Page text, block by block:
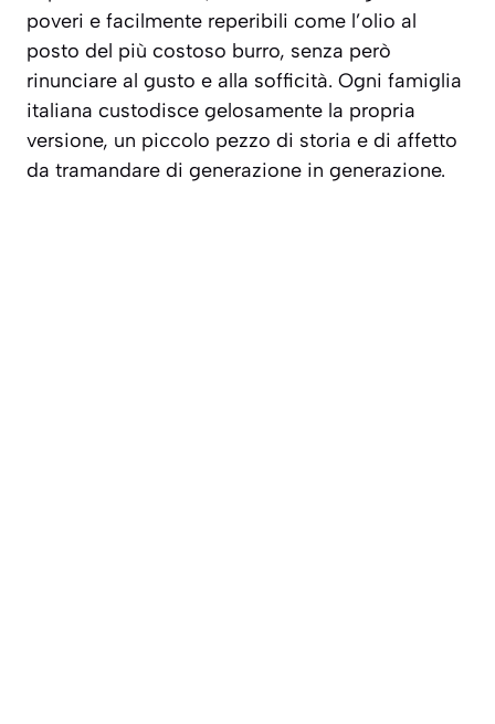
poveri e facilmente reperibili come l’olio al
posto del più costoso burro, senza però
rinunciare al gusto e alla sofficità. Ogni famiglia
italiana custodisce gelosamente la propria
versione, un piccolo pezzo di storia e di affetto
da tramandare di generazione in generazione.